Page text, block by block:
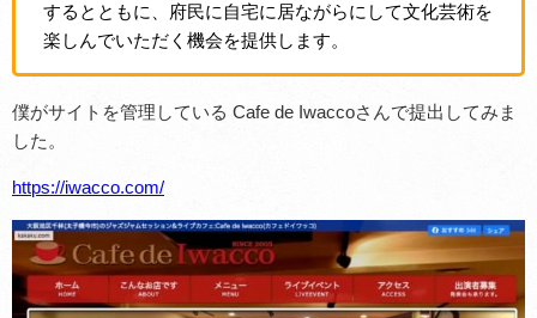
するとともに、府民に自宅に居ながらにして文化芸術を
楽しんでいただく機会を提供します。
僕がサイトを管理している Cafe de Iwaccoさんで提出してみま
した。
https://iwacco.com/